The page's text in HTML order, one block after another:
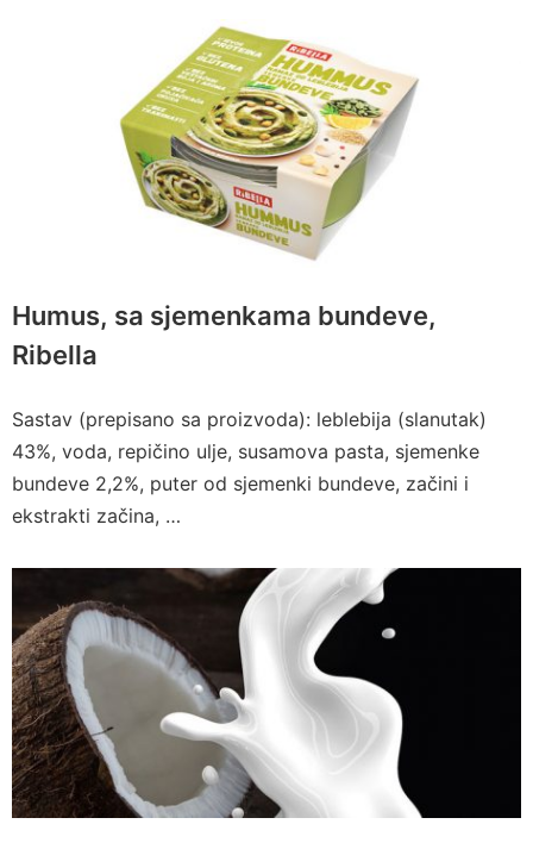
Humus, sa sjemenkama bundeve,
Ribella
Sastav (prepisano sa proizvoda): leblebija (slanutak)
43%, voda, repičino ulje, susamova pasta, sjemenke
bundeve 2,2%, puter od sjemenki bundeve, začini i
ekstrakti začina, …